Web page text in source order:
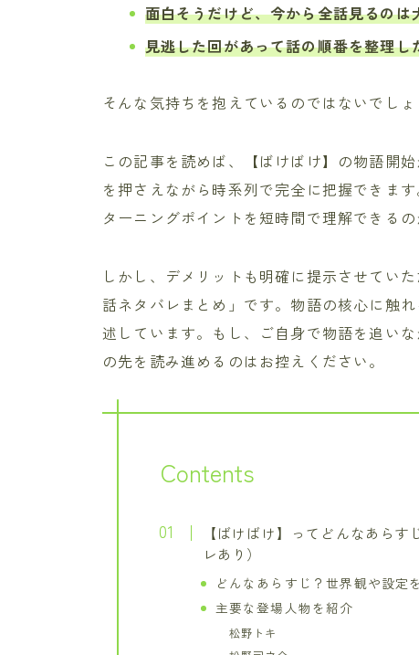
面白そうだけど、今から全話見るのは
見逃した回があって話の順番を整理し
そんな気持ちを抱えているのではないでしょ
この記事を読めば、【ばけばけ】の物語開
を押さえながら時系列で完全に把握できま
ターニングポイントを短時間で理解できるの
しかし、デメリットも明確に提示させてい
話ネタバレまとめ」です。物語の核心に触
述しています。もし、ご自身で物語を追い
の先を読み進めるのはお控えください。
Contents
【ばけばけ】ってどんなあら
レあり）
どんなあらすじ？世界観や設定
主要な登場人物を紹介
松野トキ